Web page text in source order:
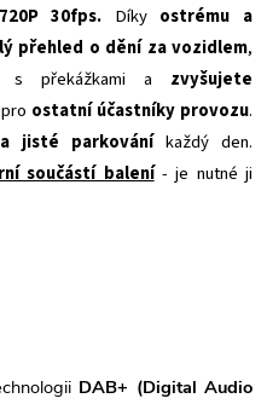
30fps. Díky ostrému a
přehled o dění za vozidlem,
s překážkami a zvyšujete
ostatní účastníky provozu.
jisté parkováníkaždý den.
součástí balení- je nutné ji
DAB+ (Digital Audio